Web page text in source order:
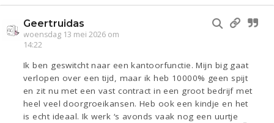
Geertruidas
woensdag 13 mei 2026 om
14:22
Ik ben geswitcht naar een kantoorfunctie. Mijn big gaat
verlopen over een tijd, maar ik heb 10000% geen spijt
en zit nu met een vast contract in een groot bedrijf met
heel veel doorgroeikansen. Heb ook een kindje en het
is echt ideaal. Ik werk ‘s avonds vaak nog een uurtje